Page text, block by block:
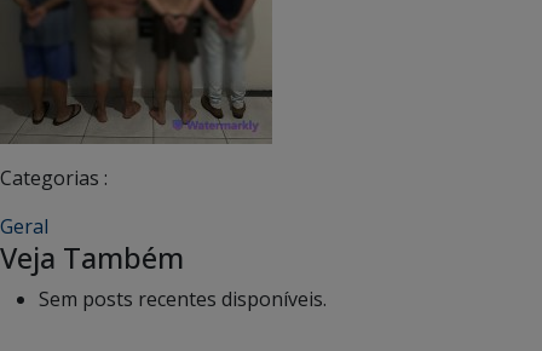
Categorias :
Geral
Veja Também
Sem posts recentes disponíveis.